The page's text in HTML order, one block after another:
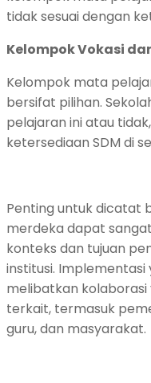
tidak sesuai dengan
Kelompok Vokasi
Kelompok mata
bersifat pilihan.
pelajaran ini atau
ketersediaan SDM di
Penting untuk dicatat
merdeka dapat
konteks dan tujuan
institusi.
melibatkan
terkait, termasuk
guru, dan masyarakat.